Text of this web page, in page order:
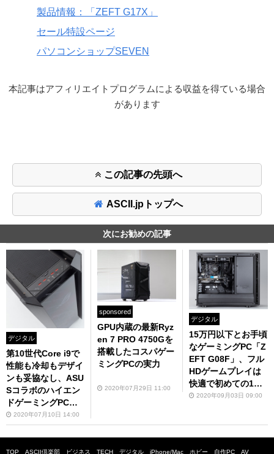
製品情報：「ZEFT G17X」
セール特設ページ
パソコンショップSEVEN
本記事はアフィリエイトプログラムによる収益を得ている場合
があります
この記事の先頭へ
ASCII.jpトップへ
次にお勧めの記事
デジタル
第10世代Core i9で
性能も冷却もデザイ
ンも妥協なし、ASU
Sコラボのハイエン
ドゲーミングPC「Z
EFT ASX2」
2020年07月10日 14:00
sponsored
GPU内蔵の最新Ryz
en 7 PRO 4750Gを
搭載したコスパゲー
ミングPCの実力
2020年07月29日 11:00
デジタル
15万円以下とお手頃
なゲーミングPC「Z
EFT G08F」、フル
HDゲームプレイは
快適で初めての1台
にも最適
2020年09月03日 09:00
TOP ASCII倶楽部 ビジネス TECH デジタル iPhone/Mac ホビー 自作PC AV